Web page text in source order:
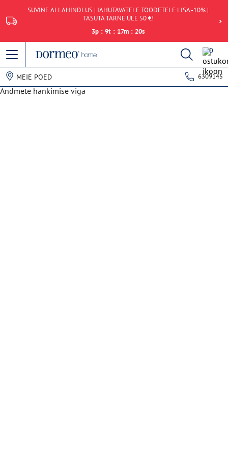
SUVINE ALLAHINDLUS | JAHUTAVATELE TOODETELE LISA -10% |
TASUTA TARNE ÜLE 50 €!
3p : 9t : 17m : 20s
0
MEIE POED 6309145
Andmete hankimise viga